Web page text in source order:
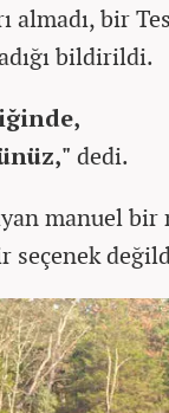
almadı, bir
bildirildi.
dedi.
manuel bir
seçenek